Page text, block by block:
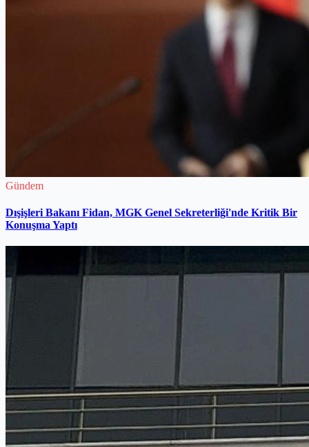
Gündem
Dışişleri Bakanı Fidan, MGK Genel Sekreterliği'nde Kritik Bir
Konuşma Yaptı